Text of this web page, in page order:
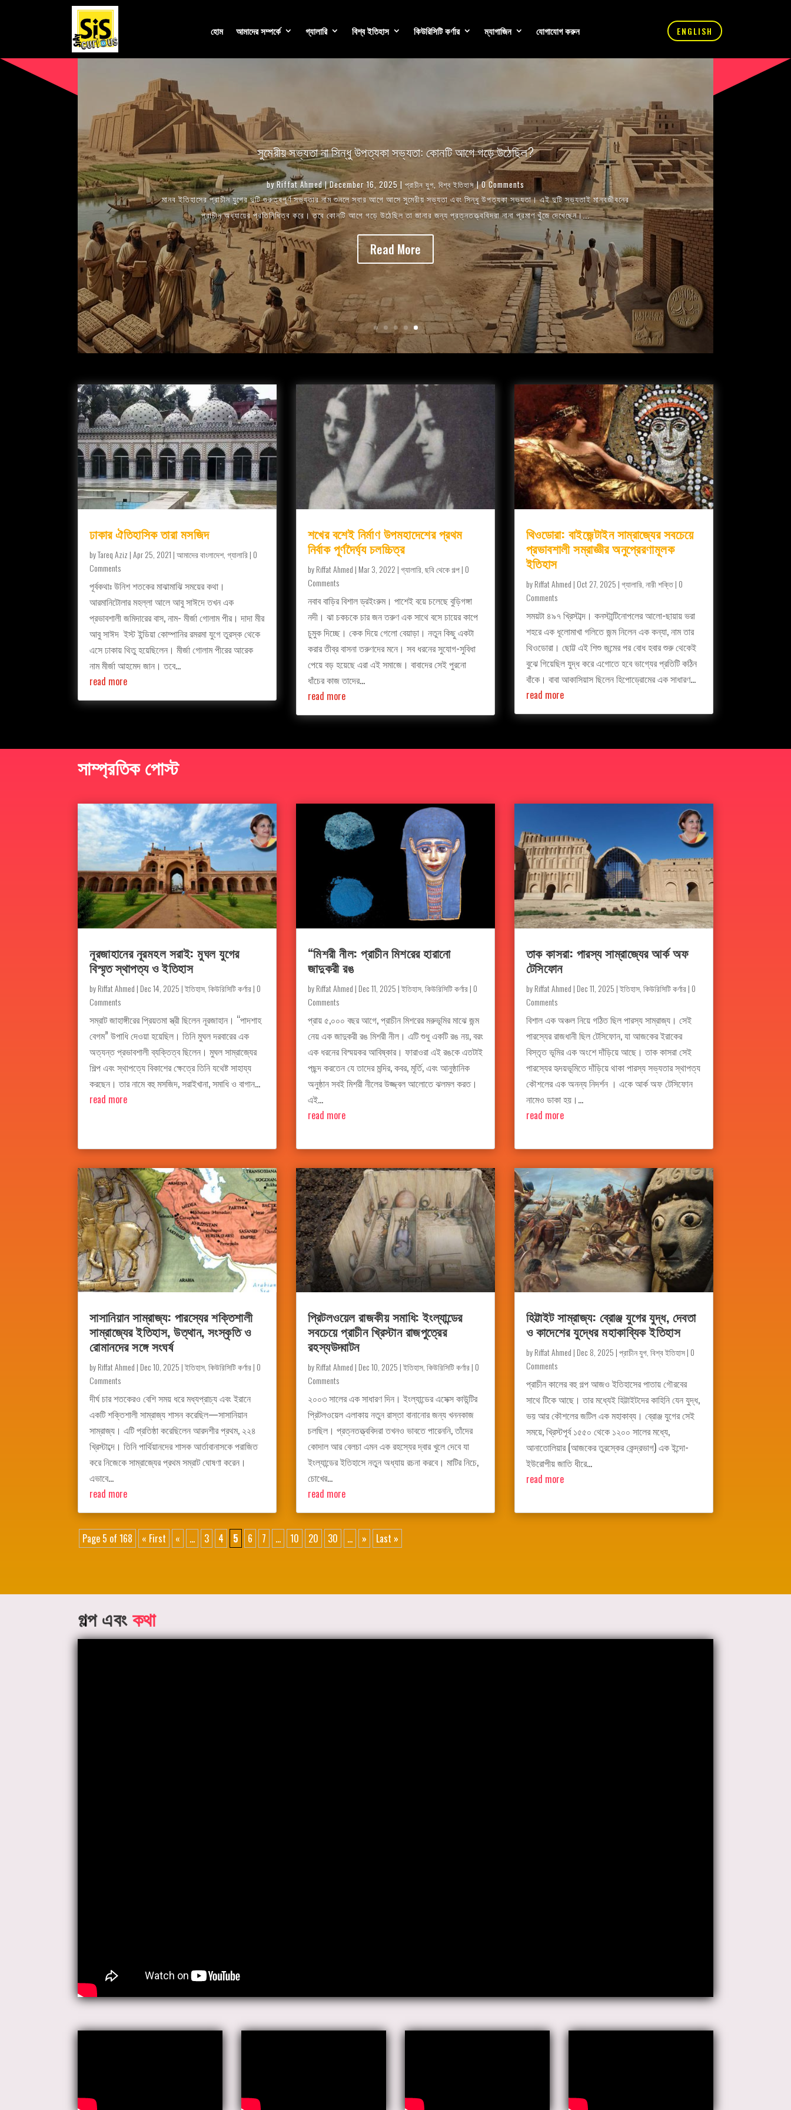
হোম আমাদের সম্পর্কে গ্যালারি বিশ্ব ইতিহাস কিউরিসিটি কর্ণার ম্যাগাজিন যোগাযোগ করুন ENGLISH
সুমেরীয় সভ্যতা না সিন্ধু উপত্যকা সভ্যতা: কোনটি আগে গড়ে উঠেছিল?
byRiffat Ahmed|December 16, 2025| প্রাচীন যুগ বিশ্ব ইতিহাস| 0 Comments
মানব ইতিহাসের প্রাচীন যুগের দুটি গুরুত্বপূর্ণ সভ্যতার নাম শুনলে সবার আগে আসে সুমেরীয় সভ্যতা এবং সিন্ধু উপত্যকা সভ্যতা। এই দুটি সভ্যতাই মানবজীবনের
প্রাচীন অধ্যায়ের প্রতিনিধিত্ব করে। তবে কোনটি আগে গড়ে উঠেছিল তা জানার জন্য প্রত্নতত্ত্ববিদরা নানা প্রমাণ খুঁজে দেখেছেন।...
Read More
ঢাকার ঐতিহাসিক তারা মসজিদ
byTareq Aziz |Apr 25, 2021 |আমাদের বাংলাদেশ, গ্যালারি| 0
Comments
পূর্বকথাঃ উনিশ শতকের মাঝামাঝি সময়ের কথা।
আরমানিটোলার মহল্লা আলে আবু সাঈদে তখন এক
প্রভাবশালী জমিদারের বাস, নাম- মীর্জা গোলাম পীর। দাদা মীর
আবু সাঈদ ইস্ট ইন্ডিয়া কোম্পানির রমরমা যুগে তুরস্ক থেকে
এসে ঢাকায় থিতু হয়েছিলেন। মীর্জা গোলাম পীরের আরেক
নাম মীর্জা আহমেদ জান। তবে...
read more
শখের বশেই নির্মাণ উপমহাদেশের প্রথম
নির্বাক পূর্ণদৈর্ঘ্য চলচ্চিত্র
byRiffat Ahmed | Mar 3, 2022 |গ্যালারি, ছবি থেকে গল্প| 0
Comments
নবাব বাড়ির বিশাল ড্রইংরুম। পাশেই বয়ে চলেছে বুড়িগঙ্গা
নদী। ঝা চকচকে চার জন তরুণ এক সাথে বসে চায়ের কাপে
চুমুক দিচ্ছে। কেক দিয়ে গেলো বেয়াড়া। নতুন কিছু একটা
করার তীব্র বাসনা তরুণদের মনে। সব ধরনের সুযোগ-সুবিধা
পেয়ে বড় হয়েছে এরা এই সমাজে। বাবাদের সেই পুরনো
ধাঁচের কাজ তাদের...
read more
থিওডোরা: বাইজেন্টাইন সাম্রাজ্যের সবচেয়ে
প্রভাবশালী সম্রাজ্ঞীর অনুপ্রেরণামূলক
ইতিহাস
byRiffat Ahmed | Oct 27, 2025 |গ্যালারি, নারী শক্তি| 0
Comments
সময়টা ৪৯৭ খ্রিস্টাব্দ। কনস্টান্টিনোপলের আলো-ছায়ায় ভরা
শহরে এক ধূলোমাখা গলিতে জন্ম নিলেন এক কন্যা, নাম তার
থিওডোরা। ছোট্ট এই শিশু জন্মের পর বোধ হবার শুরু থেকেই
বুঝে গিয়েছিল যুদ্ধ করে এগোতে হবে ভাগ্যের প্রতিটি কঠিন
বাঁকে। বাবা আকাসিয়াস ছিলেন হিপোড্রোমের এক সাধারণ...
read more
সাম্প্রতিক পোস্ট
নূরজাহানের নূরমহল সরাই: মুঘল যুগের
বিস্মৃত স্থাপত্য ও ইতিহাস
byRiffat Ahmed | Dec 14, 2025 |ইতিহাস কিউরিসিটি কর্ণার| 0
Comments
সম্রাট জাহাঙ্গীরের প্রিয়তমা স্ত্রী ছিলেন নূরজাহান। “পাদশাহ
বেগম” উপাধি দেওয়া হয়েছিল। তিনি মুঘল দরবারের এক
অত্যন্ত প্রভাবশালী ব্যক্তিত্ব ছিলেন। মুঘল সাম্রাজ্যের
শিল্প এবং স্থাপত্যে বিকাশের ক্ষেত্রে তিনি যথেষ্ট সাহায্য
করছেন। তার নামে বহু মসজিদ, সরাইখানা, সমাধি ও বাগান...
read more
সাসানিয়ান সাম্রাজ্য: পারস্যের শক্তিশালী
সাম্রাজ্যের ইতিহাস, উত্থান, সংস্কৃতি ও
রোমানদের সঙ্গে সংঘর্ষ
byRiffat Ahmed | Dec 10, 2025 |ইতিহাস,কিউরিসিটি কর্ণার| 0
Comments
দীর্ঘ চার শতকেরও বেশি সময় ধরে মধ্যপ্রাচ্য এবং ইরানে
একটি শক্তিশালী সাম্রাজ্য শাসন করেছিল—সাসানিয়ান
সাম্রাজ্য। এটি প্রতিষ্ঠা করেছিলেন আরদশীর প্রথম, ২২৪
খ্রিস্টাব্দে। তিনি পার্থিয়ানদের শাসক আর্তাবানাসকে পরাজিত
করে নিজেকে সাম্রাজ্যের প্রথম সম্রাট ঘোষণা করেন।
এভাবে...
read more
“মিশরী নীল: প্রাচীন মিশরের হারানো
জাদুকরী রঙ
byRiffat Ahmed | Dec 11, 2025 |ইতিহাস, কিউরিসিটি কর্ণার| 0
Comments
প্রায় ৫,০০০ বছর আগে, প্রাচীন মিশরের মরুভূমির মাঝে জন্ম
নেয় এক জাদুকরী রঙ মিশরী নীল। এটি শুধু একটি রঙ নয়, বরং
এক ধরনের বিস্ময়কর আবিষ্কার। ফারাওরা এই রঙকে এতটাই
পছন্দ করতেন যে তাদের মন্দির, কবর, মূর্তি, এবং আনুষ্ঠানিক
অনুষ্ঠান সবই মিশরী নীলের উজ্জ্বল আলোতে ঝলমল করত।
এই...
read more
প্রিটলওয়েল রাজকীয় সমাধি: ইংল্যান্ডের
সবচেয়ে প্রাচীন খ্রিস্টান রাজপুত্রের
রহস্যউদ্ঘাটন
byRiffat Ahmed | Dec 10, 2025 |ইতিহাস,কিউরিসিটি কর্ণার| 0
Comments
২০০৩ সালের এক সাধারণ দিন। ইংল্যান্ডের এসেক্স কাউন্টির
প্রিটলওয়েল এলাকায় নতুন রাস্তা বানানোর জন্য খননকাজ
চলছিল। প্রত্নতত্ত্ববিদরা তখনও ভাবতে পারেননি, তাঁদের
কোদাল আর বেলচা এমন এক রহস্যের দ্বার খুলে দেবে যা
ইংল্যান্ডের ইতিহাসে নতুন অধ্যায় রচনা করবে। মাটির নিচে,
চোখের...
read more
তাক কাসরা: পারস্য সাম্রাজ্যের আর্ক অফ
টেসিফোন
byRiffat Ahmed | Dec 11, 2025 |ইতিহাস, কিউরিসিটি কর্ণার| 0
Comments
বিশাল এক অঞ্চল নিয়ে গঠিত ছিল পারস্য সাম্রাজ্য। সেই
পারস্যের রাজধানী ছিল টেসিফোন, যা আজকের ইরাকের
বিস্তৃত ভূমির এক অংশে দাঁড়িয়ে আছে। তাক কাসরা সেই
পারস্যের হৃদয়ভূমিতে দাঁড়িয়ে থাকা পারস্য সভ্যতার স্থাপত্য
কৌশলের এক অনন্য নিদর্শন । একে আর্ক অফ টেসিফোন
নামেও ডাকা হয়।...
read more
হিট্টাইট সাম্রাজ্য: ব্রোঞ্জ যুগের যুদ্ধ, দেবতা
ও কাদেশের যুদ্ধের মহাকাব্যিক ইতিহাস
byRiffat Ahmed | Dec 8, 2025 |প্রাচীন যুগ,বিশ্ব ইতিহাস| 0
Comments
প্রাচীন কালের বহু গল্প আজও ইতিহাসের পাতায় গৌরবের
সাথে টিকে আছে। তার মধ্যেই হিট্টাইটদের কাহিনি যেন যুদ্ধ,
ভয় আর কৌশলের জটিল এক মহাকাব্য। ব্রোঞ্জ যুগের সেই
সময়ে, খ্রিস্টপূর্ব ১৫৫০ থেকে ১২০০ সালের মধ্যে,
আনাতোলিয়ার (আজকের তুরস্কের কেন্দ্রভাগ) এক ইন্দো-
ইউরোপীয় জাতি ধীরে...
read more
Page 5 of 168 « First « ... 3 4 5 6 7 ... 10 20 30 ... » Last »
গল্প এবংকথা